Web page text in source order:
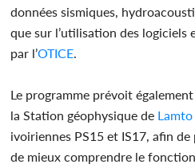
données sismiques,
que sur l’utilisation des
par l’OTICE
Le programme prévoit
la Station géophysique de Lamto
ivoiriennes PS15 et IS17, afin
de mieux comprendre le